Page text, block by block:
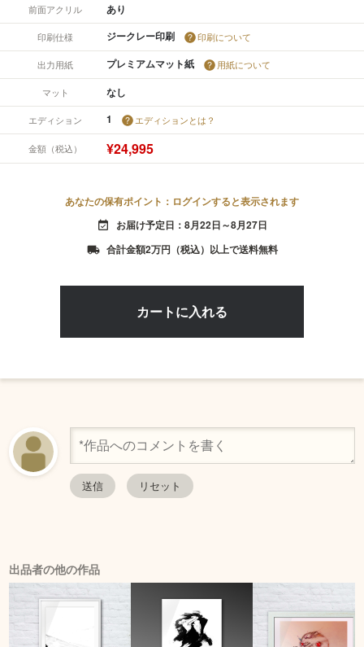
前面アクリル あり
印刷仕様 ジークレー印刷 印刷について
出力用紙 プレミアムマット紙 用紙について
マット なし
エディション 1 エディションとは？
金額（税込） ¥24,995
あなたの保有ポイント：ログインすると表示されます
event_available お届け予定日：8月22日～8月27日
local_shipping 合計金額2万円（税込）以上で送料無料
出品者の他の作品